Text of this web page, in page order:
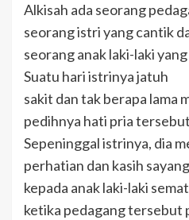
Alkisah ada seorang
seorang istri yang cantik
seorang anak laki-laki
Suatu hari istrinya jatuh
sakit dan tak berapa lama
pedihnya hati pria
Sepeninggal istrinya, dia
perhatian dan kasih
kepada anak laki-laki
ketika pedagang tersebut